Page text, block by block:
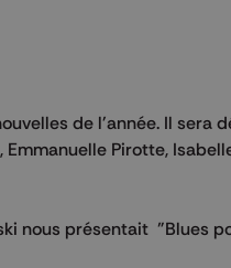
de l'année. Il sera
Pirotte,
nous présentait "Blues